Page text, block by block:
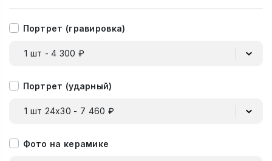
Портрет (гравировка)
1 шт - 4 300 ₽
Портрет (ударный)
1 шт 24х30 - 7 460 ₽
Фото на керамике